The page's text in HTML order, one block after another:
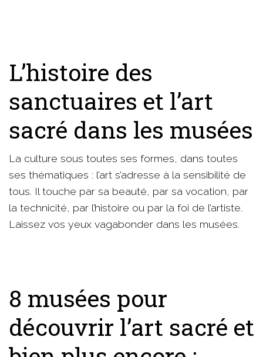
L’histoire des
sanctuaires et l’art
sacré dans les musées
La culture sous toutes ses formes, dans toutes
ses thématiques : l’art s’adresse à la sensibilité de
tous. Il touche par sa beauté, par sa vocation, par
la technicité, par l’histoire ou par la foi de l’artiste.
Laissez vos yeux vagabonder dans les musées.
8 musées pour
découvrir l’art sacré et